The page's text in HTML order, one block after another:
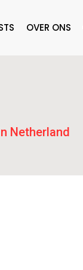
OVER ONS
Netherland